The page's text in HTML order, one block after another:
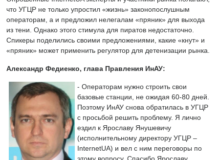
что УГЦР не только упростил «жизнь» законопослушным
операторам, а и предложил нелегалам «пряник» для выхода
из тени. Однако этого стимула для пиратов недостаточно.
Спикеры поделились своими предложениями, какие «кнут» и
«пряник» может применить регулятор для детенизации рынка.
Александр Федиенко, глава Правления ИнАУ:
- Операторам нужно строить свои
базовые станции, не ожидая 60-80 дней.
Поэтому ИнАУ снова обратилась в УГЦР
с просьбой решить проблему. Я лично
ездил к Ярославу Янушевичу
(исполнительному директору УГЦР –
InternetUA) и вел с ним переговоры по